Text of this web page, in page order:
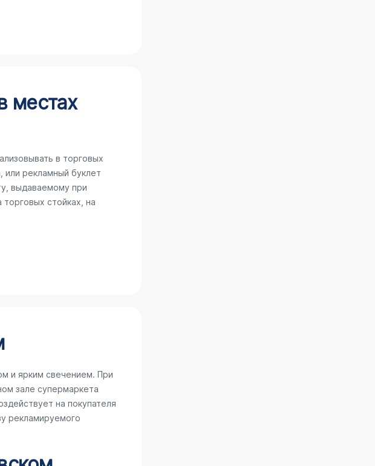
местах
в торговых
или рекламный буклет
выдаваемому при
стойках, на
и ярким свечением. При
зале супермаркета
на покупателя
рекламируемого